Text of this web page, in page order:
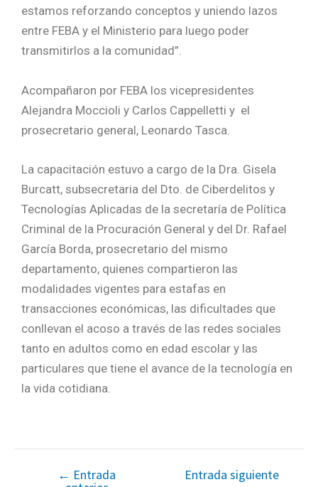
estamos reforzando conceptos y uniendo lazos
entre FEBA y el Ministerio para luego poder
transmitirlos a la comunidad”.
Acompañaron por FEBA los vicepresidentes
Alejandra Moccioli y Carlos Cappelletti y el
prosecretario general, Leonardo Tasca.
La capacitación estuvo a cargo de la Dra. Gisela
Burcatt, subsecretaria del Dto. de Ciberdelitos y
Tecnologías Aplicadas de la secretaría de Política
Criminal de la Procuración General y del Dr. Rafael
García Borda, prosecretario del mismo
departamento, quienes compartieron las
modalidades vigentes para estafas en
transacciones económicas, las dificultades que
conllevan el acoso a través de las redes sociales
tanto en adultos como en edad escolar y las
particulares que tiene el avance de la tecnología en
la vida cotidiana.
← Entrada Entrada siguiente